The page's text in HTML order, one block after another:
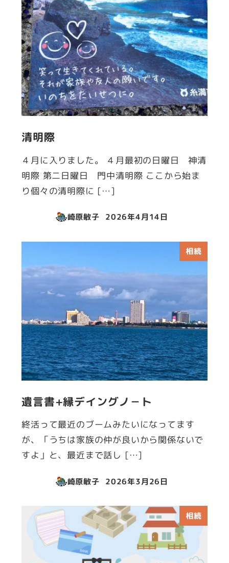
清明際
４月に入りました。 ４月最初の日曜日 神清
明際 第二日曜日 門中清明際 ここから始ま
り個々の清明際に […]
崎原敏子
投稿日
2026年4月14日
相続
遺言書+縁デイングノ－ト
終活って最近のブームみたいになってます
が、「うちは家族の仲が良いから関係ないで
すよ」と、最近まで話し […]
崎原敏子
投稿日
2026年3月26日
相続